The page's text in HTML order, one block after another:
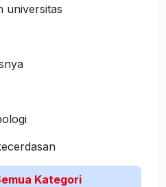
universitas
Kategori